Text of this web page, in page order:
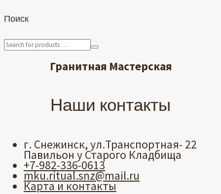
Поиск
Гранитная Мастерская
Наши контакты
г. Снежинск, ул.Транспортная- 22
Павильон у Старого Кладбища
+7-982-336-0613
mku.ritual.snz@mail.ru
Карта и контакты